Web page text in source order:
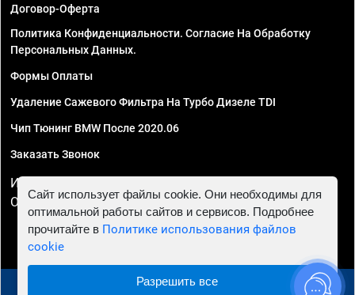
Договор-Оферта
Политика Конфиденциальности. Согласие На Обработку
Персональных Данных.
Формы Оплаты
Удаление Сажевого Фильтра На Турбо Дизеле TDI
Чип Тюнинг BMW После 2020.06
Заказать Звонок
ИП Смирнов Георгий Павлович. ИНН 781302555843,
ОГРНИП 324470400032610
© 2010 - 2026 Чип тюнинг в Сочи - Автосервис "Евро
Сайт использует файлы cookie. Они необходимы для
оптимальной работы сайтов и сервисов. Подробнее
прочитайте в Политике использования файлов
cookie
Разрешить все